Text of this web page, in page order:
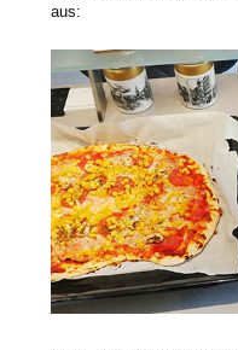
aus: